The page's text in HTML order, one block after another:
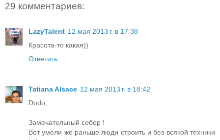
29 комментариев:
LazyTalent 12 мая 2013 г. в 17:38
Красота-то какая))
Ответить
Tatiana Alsace 12 мая 2013 г. в 18:42
Dodo,
Замечательный собор !
Вот умели же раньше люди строить и без всякой техники